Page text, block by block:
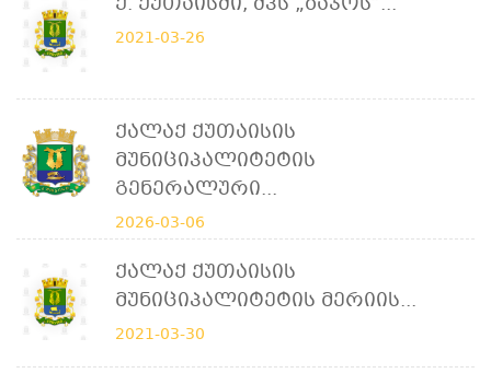
2021-03-26
Ქალაქ Ქუთაისის
Მუნიციპალიტეტის
Გენერალური...
2026-03-06
Ქალაქ Ქუთაისის
Მუნიციპალიტეტის Მერიის...
2021-03-30